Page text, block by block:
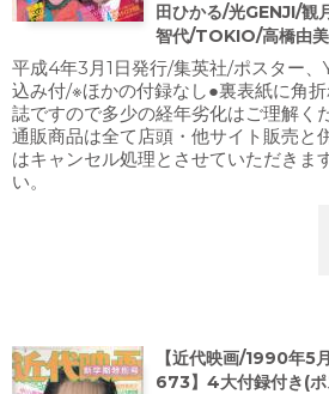
田ひかる/光GENJI/観
智代/TOKIO/高橋由
平成4年3月1日発行/集英社/ポスター
込み付/※ほかの付録なし●裏表紙に角
誌ですので多少の経年劣化はご理解く
通販商品は全て店頭・他サイト販売と
はキャンセル処理とさせていただきま
い。
【近代映画/1990年5
673】4大付録付き(ポ